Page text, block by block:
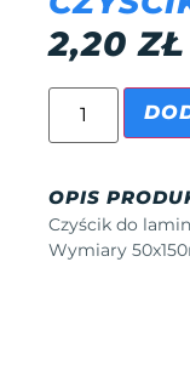
2,20ZŁ
OPIS
Czyścik do
Wymiary